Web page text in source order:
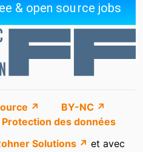
↗
BY-NC ↗
Protection des données
Solutions ↗ et avec